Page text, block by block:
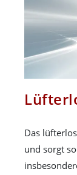
Das
und sorgt